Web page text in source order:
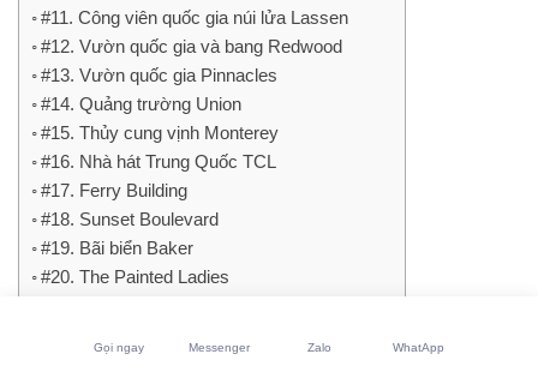
#11. Công viên quốc gia núi lửa Lassen
#12. Vườn quốc gia và bang Redwood
#13. Vườn quốc gia Pinnacles
#14. Quảng trường Union
#15. Thủy cung vịnh Monterey
#16. Nhà hát Trung Quốc TCL
#17. Ferry Building
#18. Sunset Boulevard
#19. Bãi biển Baker
#20. The Painted Ladies
Gọi ngay Messenger Zalo WhatApp